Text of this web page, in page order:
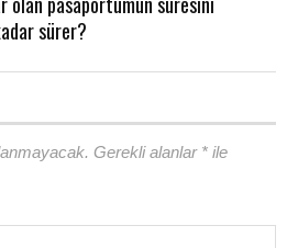
sürer?
Gerekli alanlar * ile